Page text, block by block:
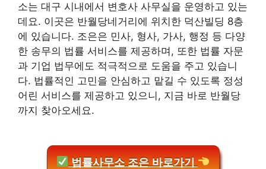
소는 대구 시내에서 변호사 사무실을 운영하고 있는
데요. 이곳은 반월당네거리에 위치한 덕산빌딩 8층
에 있습니다. 조은은 민사, 형사, 가사, 행정 등 다양
한 송무의 법률 서비스를 제공하며, 또한 법률 자문
과 기업 법무에도 적극적으로 도움을 주고 있습니
다. 법률적인 고민을 안심하고 맡길 수 있도록 정성
어린 서비스를 제공하고 있으니, 지금 바로 반월당
까지 찾아오세요.
법률사무소 조은 바로가기